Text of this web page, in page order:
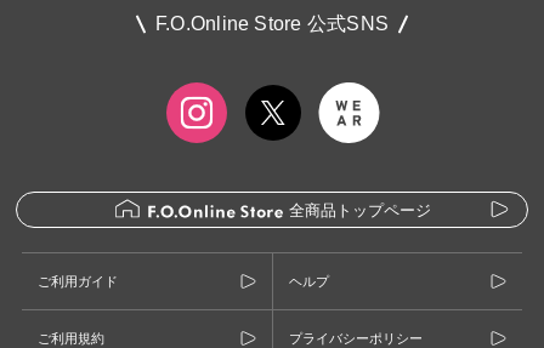
F.O.Online Store 公式SNS
全商品トップページ
ご利用ガイド ヘルプ
ご利用規約 プライバシーポリシー